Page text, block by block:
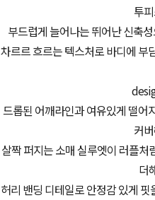
투
부드럽게 늘어나는 뛰어난 신축
차르르 흐르는 텍스처로 바디에 부
드롭된 어깨라인과 여유있게 떨어
커
살짝 퍼지는 소매 실루엣이 러플
더
허리 밴딩 디테일로 안정감 있게